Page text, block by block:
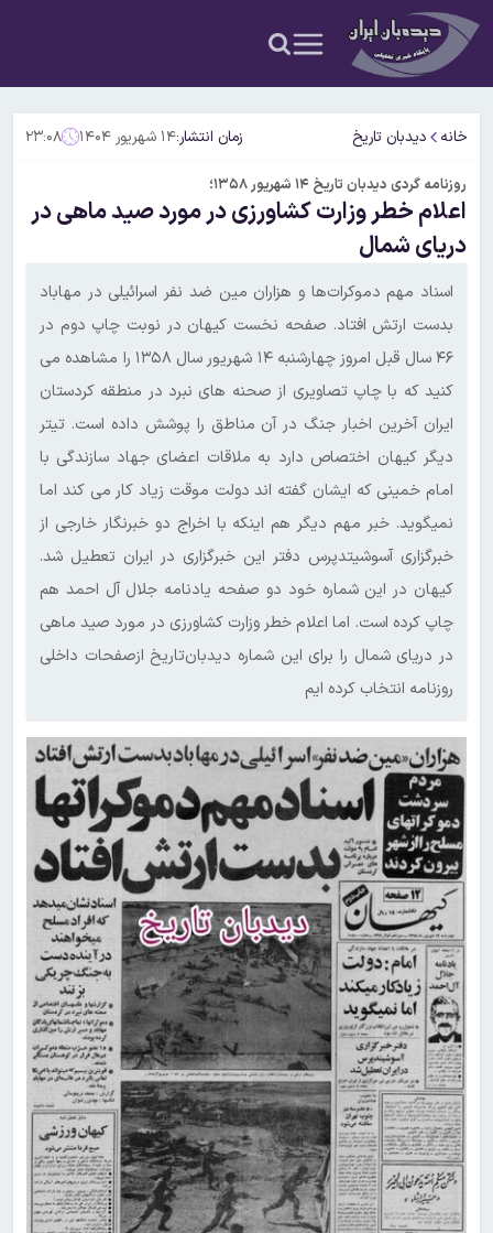
خانه دیدبان تاریخ زمان انتشار:۱۴ شهریور ۱۴۰۴ ۲۳:۰۸
روزنامه گردی دیدبان تاریخ ۱۴ شهریور ۱۳۵۸؛
اعلام خطر وزارت کشاورزی در مورد صید ماهی در
دریای شمال
اسناد مهم دموکرات‌ها و هزاران مین‌ ضد نفر اسرائیلی در مهاباد
بدست ارتش افتاد. صفحه نخست کیهان در نوبت چاپ دوم در
۴۶ سال قبل امروز چهارشنبه ۱۴ شهریور سال ۱۳۵۸ را مشاهده می
کنید که با چاپ تصاویری از صحنه های نبرد در منطقه کردستان
ایران آخرین اخبار جنگ در آن مناطق را پوشش داده است. تیتر
دیگر کیهان اختصاص دارد به ملاقات اعضای جهاد سازندگی با
امام خمینی که ایشان گفته اند دولت موقت زیاد کار می کند اما
نمیگوید. خبر مهم دیگر هم اینکه با اخراج دو خبرنگار خارجی از
خبرگزاری آسوشیتدپرس دفتر این خبرگزاری در ایران تعطیل شد.
کیهان در این شماره خود دو صفحه یادنامه جلال آل احمد هم
چاپ کرده است. اما اعلام خطر وزارت کشاورزی در مورد صید ماهی
در دریای شمال را برای این شماره دیدبان‌تاریخ ازصفحات داخلی
روزنامه انتخاب کرده ایم